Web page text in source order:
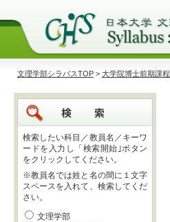
文理学部シラバスTOP > 大学院博士前期課程
検索したい科目／教員名／キーワ
ードを入力し「検索開始｣ボタン
をクリックしてください。
※教員名では姓と名の間に１文字
スペースを入れて、検索してくだ
さい。
文理学部